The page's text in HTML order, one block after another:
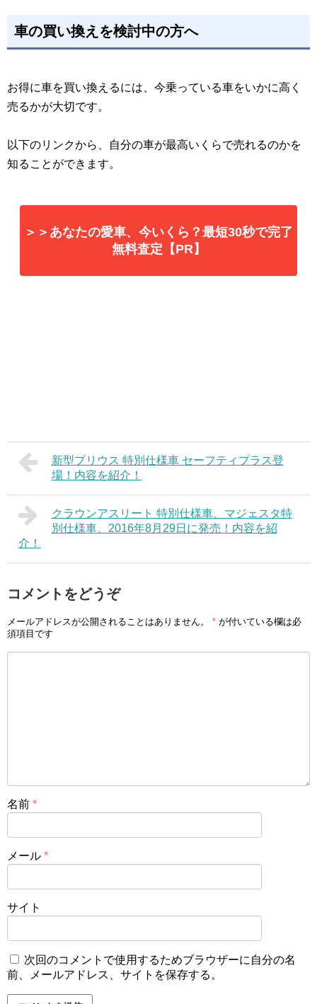
車の買い換えを検討中の方へ
お得に車を買い換えるには、今乗っている車をいかに高く
売るかが大切です。
以下のリンクから、自分の車が最高いくらで売れるのかを
知ることができます。
＞＞あなたの愛車、今いくら？最短30秒で完了
無料査定【PR】
新型プリウス 特別仕様車 セーフティプラス登
場！内容を紹介！
クラウンアスリート 特別仕様車、マジェスタ特
別仕様車、2016年8月29日に発売！内容を紹
介！
コメントをどうぞ
メールアドレスが公開されることはありません。 * が付いている欄は必
須項目です
名前 *
メール *
サイト
次回のコメントで使用するためブラウザーに自分の名
前、メールアドレス、サイトを保存する。